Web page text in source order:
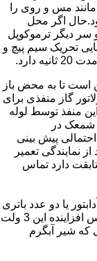
مس و روی را
اگر محل
سر دیگر ترموکوپل
توانایی تحریک سیم پیچ و
تا به محض باز
گاز منفذی برای
منفذ توسط لوله
شمعک در
پیش بینی
نمایندگی تعمیر
دارد تماس
یا دو عدد باتری
1/5 ولت تامین می شود.برای ایجاد جرقه یک تراس افزاینده این 3 ولت
که شیر آبگرم